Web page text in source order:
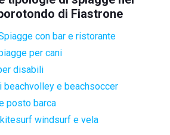
di Fiastrone
con bar e ristorante
per cani
disabili
beachvolley e beachsoccer
posto barca
windsurf e vela